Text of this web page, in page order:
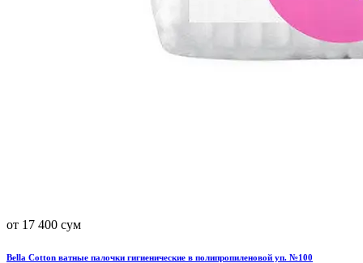
от 17 400 сум
Bella Cotton ватные палочки гигиенические в полипропиленовой уп. №100